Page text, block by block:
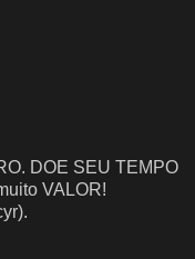
DOE SEU TEMPO
VALOR!